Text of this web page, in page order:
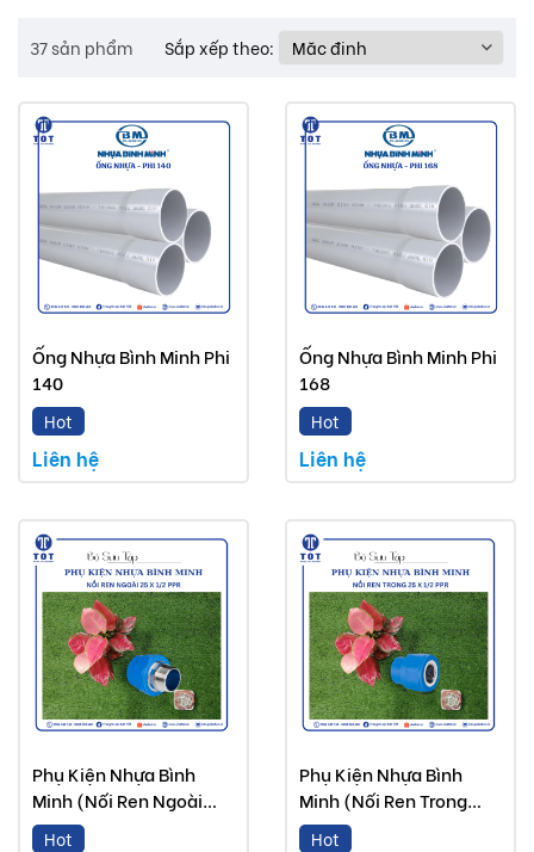
37 sản phẩm Sắp xếp theo:
Ống Nhựa Bình Minh Phi
140
Hot
Liên hệ
Ống Nhựa Bình Minh Phi
168
Hot
Liên hệ
Phụ Kiện Nhựa Bình
Minh (Nối Ren Ngoài
PPR)
Hot
Phụ Kiện Nhựa Bình
Minh (Nối Ren Trong
PPR)
Hot